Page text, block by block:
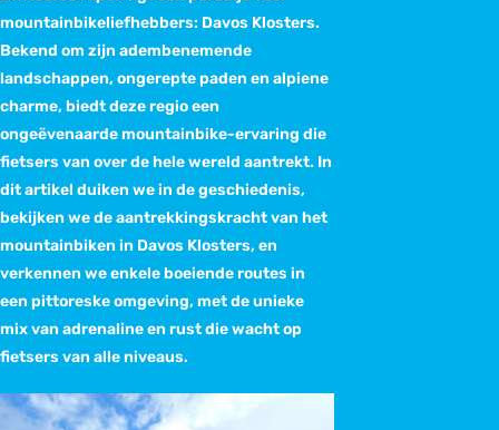
mountainbikeliefhebbers: Davos Klosters.
Bekend om zijn adembenemende
landschappen, ongerepte paden en alpiene
charme, biedt deze regio een
ongeëvenaarde mountainbike-ervaring die
fietsers van over de hele wereld aantrekt. In
dit artikel duiken we in de geschiedenis,
bekijken we de aantrekkingskracht van het
mountainbiken in Davos Klosters, en
verkennen we enkele boeiende routes in
een pittoreske omgeving, met de unieke
mix van adrenaline en rust die wacht op
fietsers van alle niveaus.